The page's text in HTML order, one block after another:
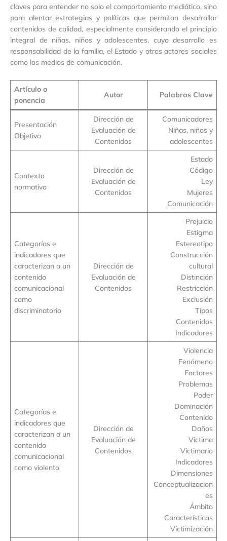
claves para entender no solo el comportamiento mediático, sino
para alentar estrategias y políticas que permitan desarrollar
contenidos de calidad, especialmente considerando el principio
integral de niñas, niños y adolescentes, cuyo desarrollo es
responsabilidad de la familia, el Estado y otros actores sociales
como los medios de comunicación.
Artículo o
ponencia
Autor Palabras Clave
Presentación
Objetivo
Dirección de
Evaluación de
Contenidos
Comunicadores
Niñas, niños y
adolescentes
Contexto
normativo
Dirección de
Evaluación de
Contenidos
Estado
Código
Ley
Mujeres
Comunicación
Categorías e
indicadores que
caracterizan a un
contenido
comunicacional
como
discriminatorio
Dirección de
Evaluación de
Contenidos
Prejuicio
Estigma
Estereotipo
Construcción
cultural
Distinción
Restricción
Exclusión
Tipos
Contenidos
Indicadores
Categorías e
indicadores que
caracterizan a un
contenido
comunicacional
como violento
Dirección de
Evaluación de
Contenidos
Violencia
Fenómeno
Factores
Problemas
Poder
Dominación
Contenido
Daños
Victima
Victimario
Indicadores
Dimensiones
Conceptualizacion
es
Ámbito
Características
Victimización